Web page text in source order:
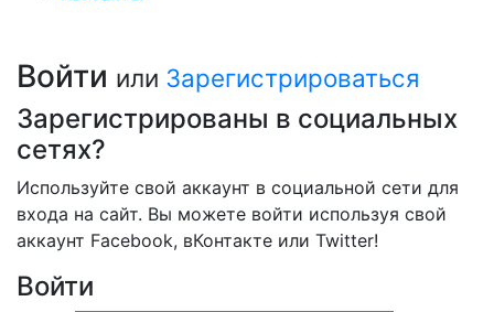
Войти или Зарегистрироваться
Зарегистрированы в социальных
сетях?
Используйте свой аккаунт в социальной сети для
входа на сайт. Вы можете войти используя свой
аккаунт Facebook, вКонтакте или Twitter!
Войти